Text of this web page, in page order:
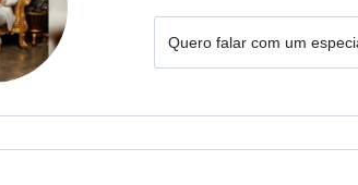
Quero falar com um